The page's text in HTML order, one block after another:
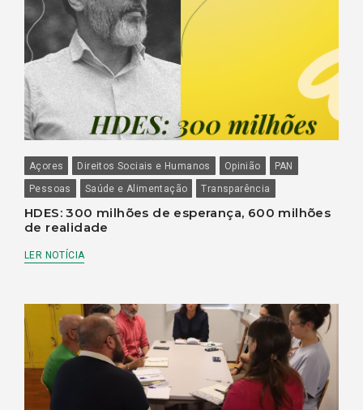
Açores Direitos Sociais e Humanos Opinião
PAN
Pessoas
Saúde e Alimentação Transparência
HDES: 300 milhões de esperança, 600 milhões
de realidade
LER NOTÍCIA